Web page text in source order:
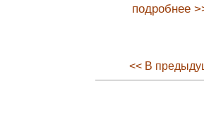
подробнее
<< В